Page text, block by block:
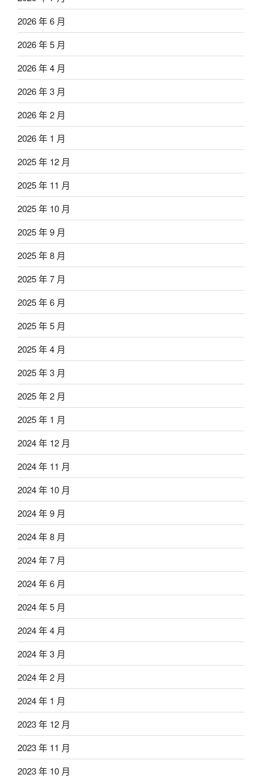
2026 年 6 月
2026 年 5 月
2026 年 4 月
2026 年 3 月
2026 年 2 月
2026 年 1 月
2025 年 12 月
2025 年 11 月
2025 年 10 月
2025 年 9 月
2025 年 8 月
2025 年 7 月
2025 年 6 月
2025 年 5 月
2025 年 4 月
2025 年 3 月
2025 年 2 月
2025 年 1 月
2024 年 12 月
2024 年 11 月
2024 年 10 月
2024 年 9 月
2024 年 8 月
2024 年 7 月
2024 年 6 月
2024 年 5 月
2024 年 4 月
2024 年 3 月
2024 年 2 月
2024 年 1 月
2023 年 12 月
2023 年 11 月
2023 年 10 月